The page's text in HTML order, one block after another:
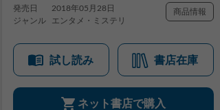
発売日
2018年05月28日
ジャンル
エンタメ・ミステリ
商品情報
試し読み 書店在庫
ネット書店で購入